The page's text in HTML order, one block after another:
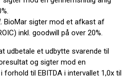
BioMar sigter mod et afkast af
inkl. goodwill på over 20%.
udbetale et udbytte svarende til
og sigter mod en
til EBITDA i intervallet 1,0x til